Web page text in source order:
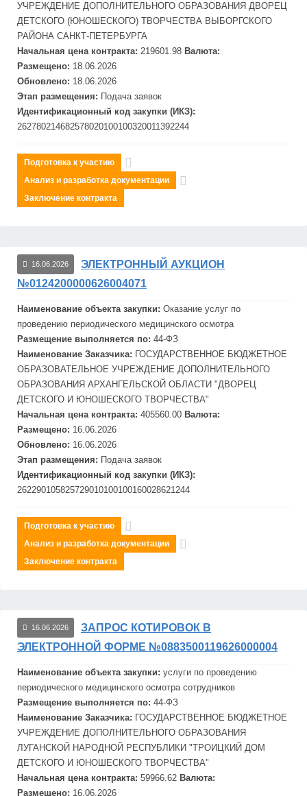
УЧРЕЖДЕНИЕ ДОПОЛНИТЕЛЬНОГО ОБРАЗОВАНИЯ ДВОРЕЦ
ДЕТСКОГО (ЮНОШЕСКОГО) ТВОРЧЕСТВА ВЫБОРГСКОГО
РАЙОНА САНКТ-ПЕТЕРБУРГА
Начальная цена контракта: 219601.98 Валюта:
Размещено: 18.06.2026
Обновлено: 18.06.2026
Этап размещения: Подача заявок
Идентификационный код закупки (ИКЗ):
262780214682578020100100320011392244
Подготовка к участию
Анализ и разработка документации
Заключение контракта
16.06.2026
ЭЛЕКТРОННЫЙ АУКЦИОН
№0124200000626004071
Наименование объекта закупки: Оказание услуг по
проведению периодического медицинского осмотра
Размещение выполняется по: 44-ФЗ
Наименование Заказчика: ГОСУДАРСТВЕННОЕ БЮДЖЕТНОЕ
ОБРАЗОВАТЕЛЬНОЕ УЧРЕЖДЕНИЕ ДОПОЛНИТЕЛЬНОГО
ОБРАЗОВАНИЯ АРХАНГЕЛЬСКОЙ ОБЛАСТИ "ДВОРЕЦ
ДЕТСКОГО И ЮНОШЕСКОГО ТВОРЧЕСТВА"
Начальная цена контракта: 405560.00 Валюта:
Размещено: 16.06.2026
Обновлено: 16.06.2026
Этап размещения: Подача заявок
Идентификационный код закупки (ИКЗ):
262290105825729010100100160028621244
Подготовка к участию
Анализ и разработка документации
Заключение контракта
16.06.2026
ЗАПРОС КОТИРОВОК В
ЭЛЕКТРОННОЙ ФОРМЕ №0883500119626000004
Наименование объекта закупки: услуги по проведению
периодического медицинского осмотра сотрудников
Размещение выполняется по: 44-ФЗ
Наименование Заказчика: ГОСУДАРСТВЕННОЕ БЮДЖЕТНОЕ
УЧРЕЖДЕНИЕ ДОПОЛНИТЕЛЬНОГО ОБРАЗОВАНИЯ
ЛУГАНСКОЙ НАРОДНОЙ РЕСПУБЛИКИ "ТРОИЦКИЙ ДОМ
ДЕТСКОГО И ЮНОШЕСКОГО ТВОРЧЕСТВА"
Начальная цена контракта: 59966.62 Валюта:
Размещено: 16.06.2026